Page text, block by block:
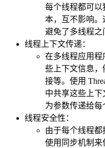
每个线程都可以
本，互不影响。
避免了多线程之
线程上下文传递：
在多线程应用
些上下文信息
接等。使用
中共享这些上
为参数传递给每
线程安全性：
由于每个线程
使用同步机制